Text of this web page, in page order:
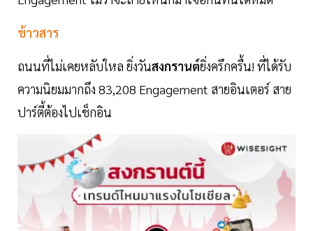
ข้าวสาร
ถนนที่ไม่เคยหลับใหล ยิ่งวันสงกรานต์ยิ่งครึกครื้น! ที่ได้รับ
ความนิยมมากถึง 83,208 Engagement สายอินเตอร์ สาย
ปาร์ตี้ต้องไปเช็กอิน